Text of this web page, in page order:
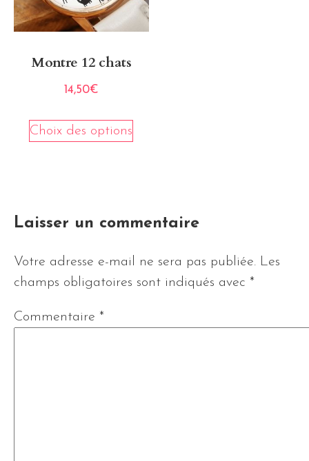
Montre 12 chats
14,50€
Choix des options
Laisser un commentaire
Votre adresse e-mail ne sera pas publiée. Les
champs obligatoires sont indiqués avec *
Commentaire *